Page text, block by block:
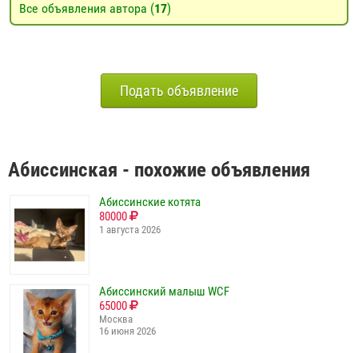
Все объявления автора (17)
Подать объявление
Абиссинская - похожие объявления
Абиссинские котята
80000
1 августа 2026
Абиссинский малыш WCF
65000
Москва
16 июня 2026